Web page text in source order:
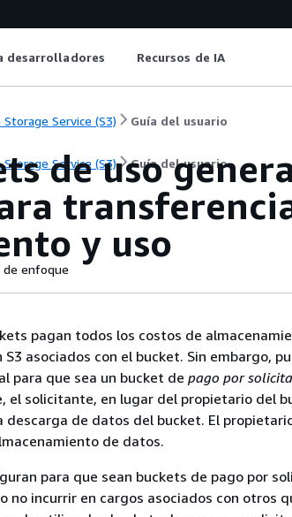
desarrolladores Recursos de IA
Service (S3) Guía del usuario
Service (S3) Guía del usuario
de uso
y uso
de enfoque
pagan todos los costos de
asociados con el bucket. Sin embargo,
para que sea un bucket de pago por
el solicitante, en lugar del propietario del
descarga de datos del bucket. El
de datos.
para que sean buckets de pago por
no incurrir en cargos asociados con otros